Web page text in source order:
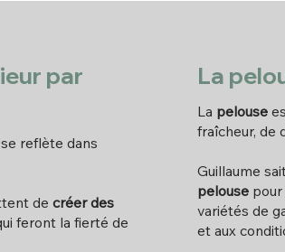
reflète dans
de créer des
feront la fierté de
par
La pelouse
fraîcheur, de
Guillaume
pelousepour
variétés de
et aux
La